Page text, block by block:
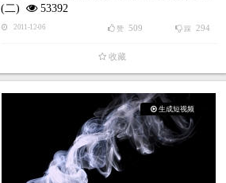
(二)
53392
2011-12-06 踩 294
赞 509
收藏
生成短视频